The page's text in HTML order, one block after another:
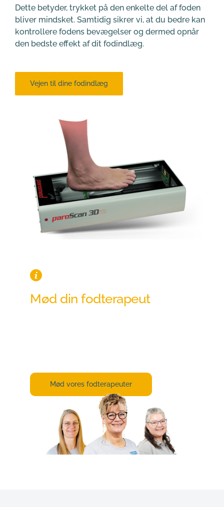
Dette betyder, trykket på den enkelte del af foden
bliver mindsket. Samtidig sikrer vi, at du bedre kan
kontrollere fodens bevægelser og dermed opnår
den bedste effekt af dit fodindlæg.
Vejen til dine fodindlæg
Mød din fodterapeut
Mød vores fodterapeuter